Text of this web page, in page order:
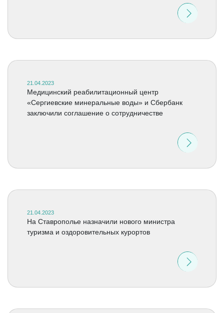
21.04.2023
Медицинский реабилитационный центр
«Сергиевские минеральные воды» и Сбербанк
заключили соглашение о сотрудничестве
21.04.2023
На Ставрополье назначили нового министра
туризма и оздоровительных курортов